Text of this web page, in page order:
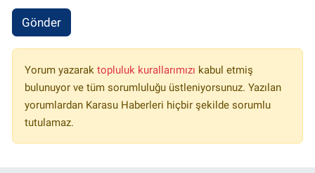
Gönder
Yorum yazarak topluluk kurallarımızı kabul etmiş
bulunuyor ve tüm sorumluluğu üstleniyorsunuz. Yazılan
yorumlardan Karasu Haberleri hiçbir şekilde sorumlu
tutulamaz.